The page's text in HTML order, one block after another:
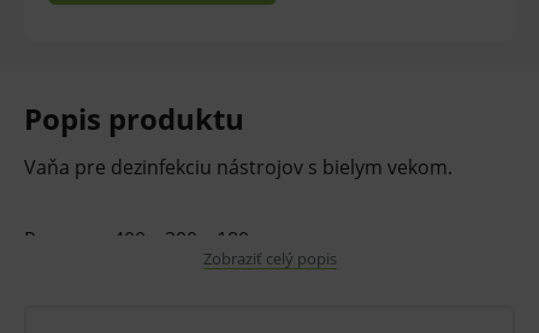
Popis produktu
Vaňa pre dezinfekciu nástrojov s bielym vekom.
Rozmery: 400 x 300 x 180 mm
V prípade porušenia zapečateného obalu tohto
Zobraziť celý popis